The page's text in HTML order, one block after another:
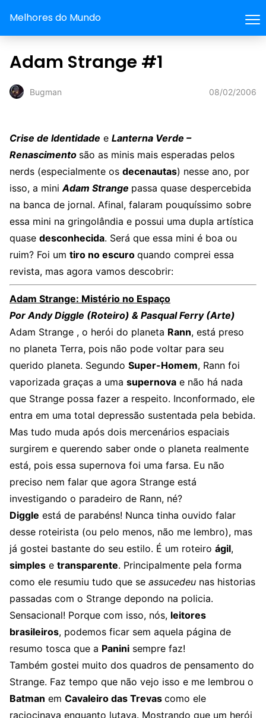
Melhores do Mundo
Adam Strange #1
Bugman 08/02/2006
Crise de Identidade e Lanterna Verde –
Renascimento são as minis mais esperadas pelos
nerds (especialmente os decenautas) nesse ano, por
isso, a miniAdam Strange passa quase despercebida
na banca de jornal. Afinal, falaram pouquíssimo sobre
essa mini na gringolândia e possui uma dupla artística
quase desconhecida. Será que essa mini é boa ou
ruim? Foi um tiro no escuro quando comprei essa
revista, mas agora vamos descobrir:
Adam Strange: Mistério no Espaço
Por Andy Diggle (Roteiro) & Pasqual Ferry (Arte)
Adam Strange , o herói do planeta Rann, está preso
no planeta Terra, pois não pode voltar para seu
querido planeta. Segundo Super-Homem, Rann foi
vaporizada graças a uma supernova e não há nada
que Strange possa fazer a respeito. Inconformado, ele
entra em uma total depressão sustentada pela bebida.
Mas tudo muda após dois mercenários espaciais
surgirem e querendo saber onde o planeta realmente
está, pois essa supernova foi uma farsa. Eu não
preciso nem falar que agora Strange está
investigando o paradeiro de Rann, né?
Diggle está de parabéns! Nunca tinha ouvido falar
desse roteirista (ou pelo menos, não me lembro), mas
já gostei bastante do seu estilo. É um roteiro ágil,
simples e transparente. Principalmente pela forma
como ele resumiu tudo que se assucedeu nas historias
passadas com o Strange depondo na policia.
Sensacional! Porque com isso, nós, leitores
brasileiros, podemos ficar sem aquela página de
resumo tosca que a Panini sempre faz!
Também gostei muito dos quadros de pensamento do
Strange. Faz tempo que não vejo isso e me lembrou o
Batman em Cavaleiro das Trevas como ele
raciocinava enquanto lutava. Mostrando que um herói